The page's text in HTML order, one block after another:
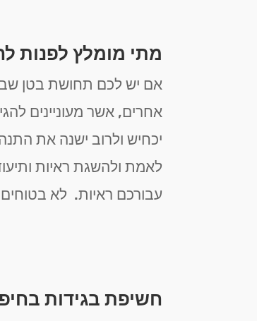
מתי מומלץ לפנות
אם יש לכם תחושת בטן
אחרים, אשר מעוניינים
יכחיש ולרוב ישנה את
לאמת ולהשגת ראיות
עבורכם ראיות. לא
חשיפת בגידות